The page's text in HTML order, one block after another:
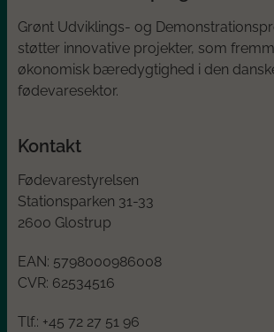
Grønt Udviklings- og
støtter innovative projekter, som
økonomisk bæredygtighed i den
fødevaresektor.
Kontakt
Fødevarestyrelsen
Stationsparken 31-33
2600 Glostrup
EAN: 5798000986008
CVR: 62534516
Tlf.: +45 72 27 51 96